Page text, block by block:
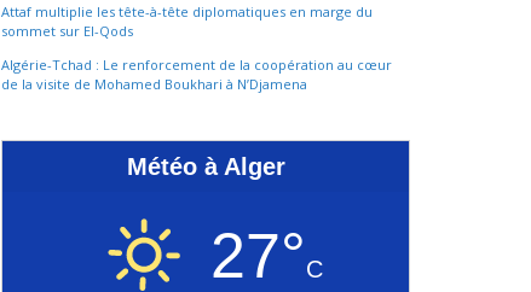
Attaf multiplie les tête-à-tête diplomatiques en marge du
sommet sur El-Qods
Algérie-Tchad : Le renforcement de la coopération au cœur
de la visite de Mohamed Boukhari à N’Djamena
Météo à Alger
27°C